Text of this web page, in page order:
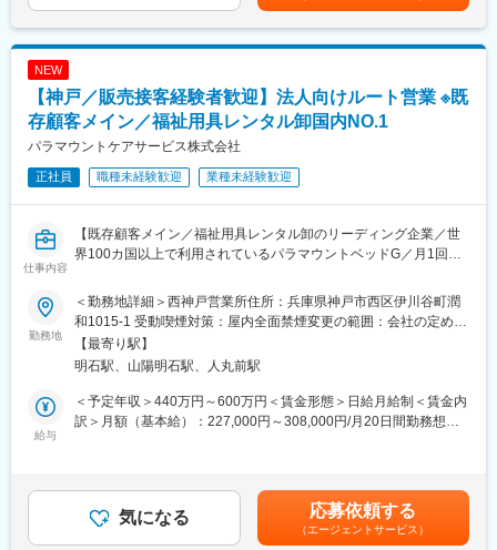
・連続有給休暇…1年に1回以上5日連続の有給を推奨
変更の範囲：会社の定める業務
ご経験を活かしやすい業務からスタートし、だ液検査、歯周内科
治療、マウスピース矯正、インプラントなどは先輩スタッフが
OJTでしっかり指導します。最新機器（CT、iTero、セレック、レ
で、無理なくステップアップできる環境です。
慣れてきたら、メンテナンス枠を中心とした担当制での予防管理
や、だ液検査結果にもとづく指導、ホワイトニング・ブライトニ
様とじっくり向き合う業務をお任せします。
■組織体制：
当社は従業員6名（うちパート2名）の少人数体制で、院長を中心
休2日制（水・日・祝休み）、土曜は17:00までで、原則残業はあ
りません。
歯周内科治療、電解中性殺菌水システムなど最先端の技術を積極
的に導入しています。最新設備が整っており、一般歯科から小
児、矯正、インプラントまで幅広い症例に関わることで、歯科衛
NEW
【神戸／販売接客経験者歓迎】法人向けルート営業 ※既
存顧客メイン／福祉用具レンタル卸国内NO.1
パラマウントケアサービス株式会社
正社員 職種未経験歓迎 業種未経験歓迎
仕事内容
【既存顧客メイン／福祉用具レンタル卸のリーディング企業／世
界100カ国以上で利用されているパラマウントベッドG／月1回の
■ポジション概要：
福祉用具レンタル品のご提案を行う営業です。
介護用電動ベッド・車いす・歩行器などの福祉用具を、全国7,000
程度ある介護ショップにレンタル卸をする際の営業活動をお任せ
します。
・販促活動、ルート配送及び指定先への配送
・商品出荷積込みや返却品入荷の作業
・レンタルの受注手配及びそれに伴うシステム入力
勤務地
＜勤務地詳細＞西神戸営業所住所：兵庫県神戸市西区伊川谷町潤
和1015-1 受動喫煙対策：屋内全面禁煙変更の範囲：会社の定める
事業所
【最寄り駅】
明石駅、山陽明石駅、人丸前駅
給与
＜予定年収＞440万円～600万円＜賃金形態＞日給月給制＜賃金内
訳＞月額（基本給）：227,000円～308,000円/月20日間勤務想定
与：年2回（年4.7ヶ月分程度予定）■昇給：年1回賃金はあくまで
も目安の金額であり、選考を通じて上下する可能性があります。
月給(月額)は固定手当を含めた表記です。
気になる 応募依頼する
（エージェントサービス）